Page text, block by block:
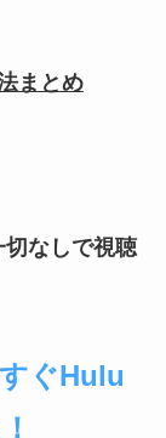
まとめ
切なしで視聴
ぐHulu